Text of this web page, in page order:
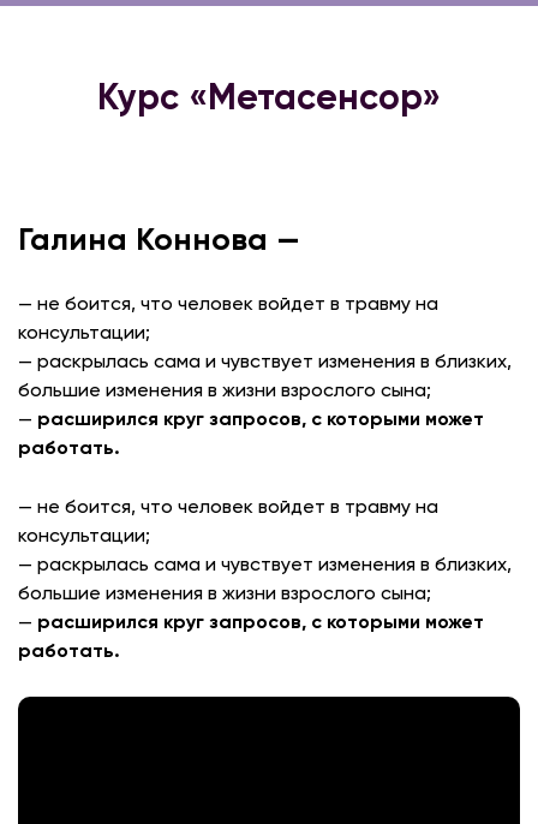
Курс «Метасенсор»
Галина Коннова —
— не боится, что человек войдет в травму на
консультации;
— раскрылась сама и чувствует изменения в близких,
большие изменения в жизни взрослого сына;
— расширился круг запросов, с которыми может
работать.
— не боится, что человек войдет в травму на
консультации;
— раскрылась сама и чувствует изменения в близких,
большие изменения в жизни взрослого сына;
— расширился круг запросов, с которыми может
работать.